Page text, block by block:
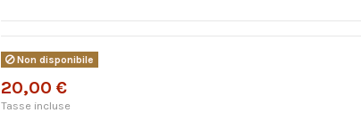
Non disponibile
20,00 €
Tasse incluse